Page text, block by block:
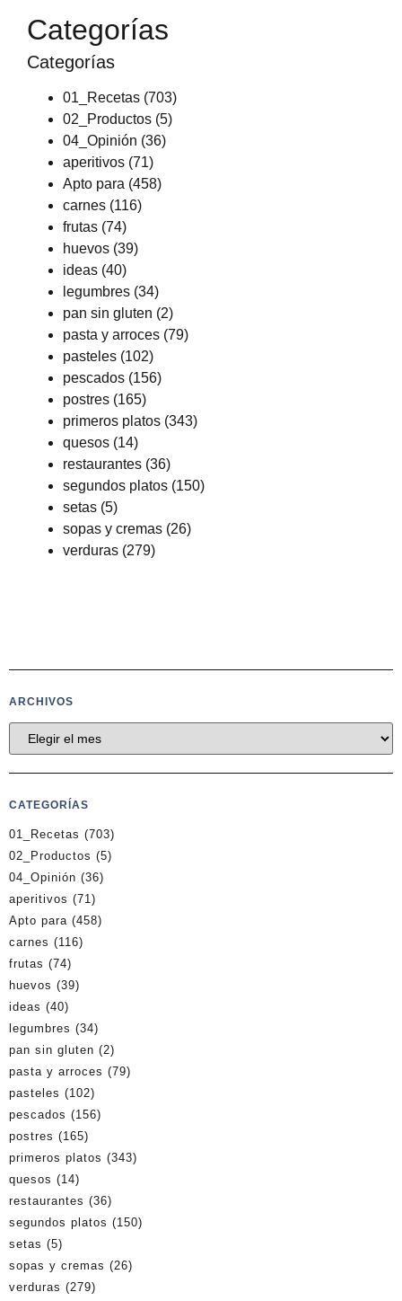
Categorías
Categorías
01_Recetas (703)
02_Productos (5)
04_Opinión (36)
aperitivos (71)
Apto para (458)
carnes (116)
frutas (74)
huevos (39)
ideas (40)
legumbres (34)
pan sin gluten (2)
pasta y arroces (79)
pasteles (102)
pescados (156)
postres (165)
primeros platos (343)
quesos (14)
restaurantes (36)
segundos platos (150)
setas (5)
sopas y cremas (26)
verduras (279)
ARCHIVOS
CATEGORÍAS
01_Recetas (703)
02_Productos (5)
04_Opinión (36)
aperitivos (71)
Apto para (458)
carnes (116)
frutas (74)
huevos (39)
ideas (40)
legumbres (34)
pan sin gluten (2)
pasta y arroces (79)
pasteles (102)
pescados (156)
postres (165)
primeros platos (343)
quesos (14)
restaurantes (36)
segundos platos (150)
setas (5)
sopas y cremas (26)
verduras (279)